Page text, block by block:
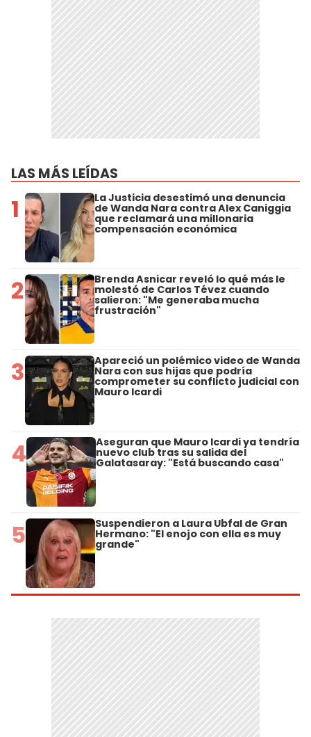
LAS MÁS LEÍDAS
1 La Justicia desestimó una denuncia
de Wanda Nara contra Alex Caniggia
que reclamará una millonaria
compensación económica
2 Brenda Asnicar reveló lo qué más le
molestó de Carlos Tévez cuando
salieron: "Me generaba mucha
frustración"
3 Apareció un polémico video de Wanda
Nara con sus hijas que podría
comprometer su conflicto judicial con
Mauro Icardi
4 Aseguran que Mauro Icardi ya tendría
nuevo club tras su salida del
Galatasaray: "Está buscando casa"
5 Suspendieron a Laura Ubfal de Gran
Hermano: "El enojo con ella es muy
grande"